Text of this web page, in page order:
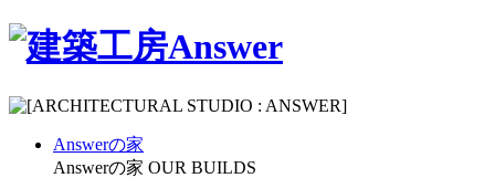
Answerの家
Answerの家 OUR BUILDS